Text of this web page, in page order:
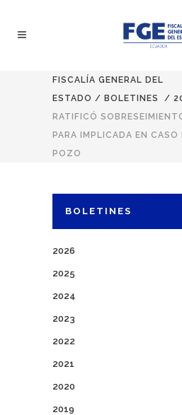
FISCALÍA GENERAL DEL
ESTADO / BOLETINES /
RATIFICÓ
PARA IMPLICADA EN CASO
POZO
BOLETINES
2026
2025
2024
2023
2022
2021
2020
2019